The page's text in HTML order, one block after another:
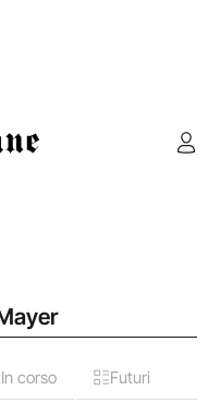
In corso Futuri